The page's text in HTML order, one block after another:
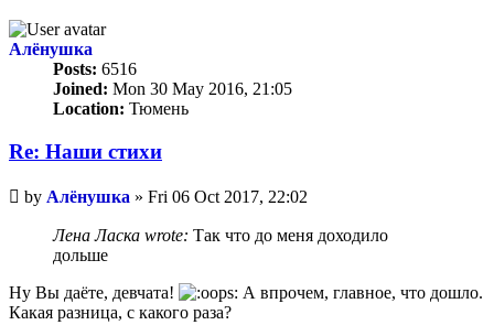
Алёнушка
Posts: 6516
Joined: Mon 30 May 2016, 21:05
Location: Тюмень
Re: Наши стихи
Unread
post
by Алёнушка » Fri 06 Oct 2017, 22:02
Лена Ласка wrote: Так что до меня доходило
дольше
Ну Вы даёте, девчата!
А впрочем, главное, что дошло.
Какая разница, с какого раза?